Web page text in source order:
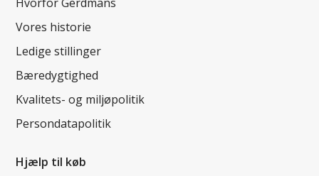
Vores historie
Ledige stillinger
Bæredygtighed
Kvalitets- og miljøpolitik
Persondatapolitik
Hjælp til køb